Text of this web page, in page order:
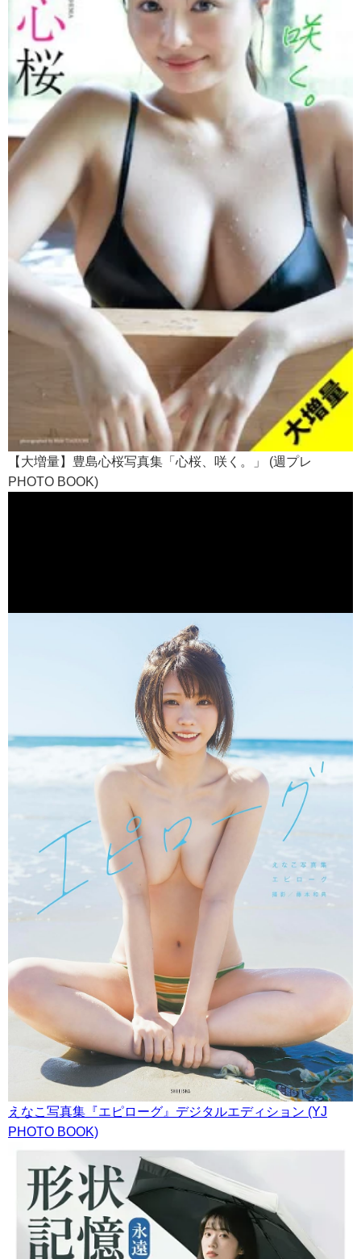
【大増量】豊島心桜写真集「心桜、咲く。」 (週プレ
PHOTO BOOK)
えなこ写真集『エピローグ』デジタルエディション (YJ
PHOTO BOOK)